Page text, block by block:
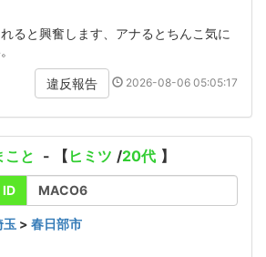
ると興奮します、アナるとちんこ気に
違反報告 2026-08-06 05:05:17
こと - 【 ヒミツ /20代 】
ID MACO6
玉 > 春日部市